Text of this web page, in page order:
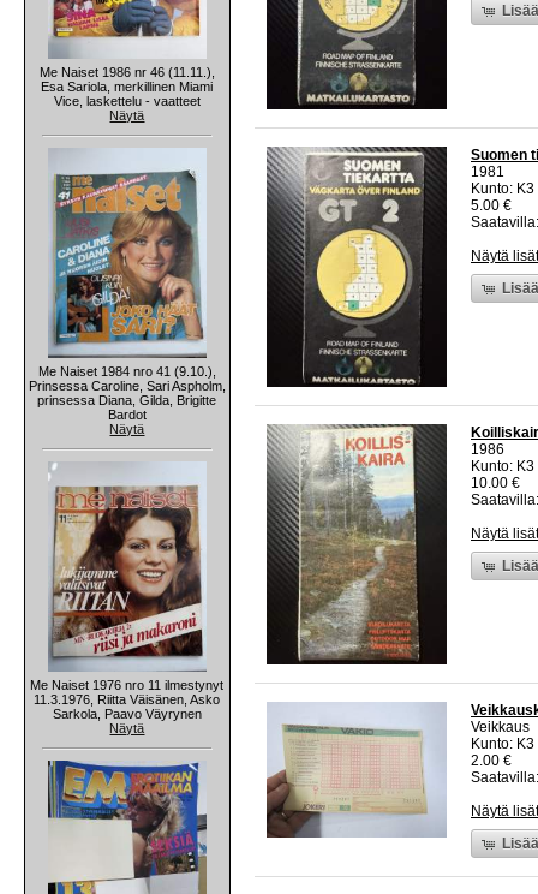
Me Naiset 1986 nr 46 (11.11.),
Esa Sariola, merkillinen Miami
Vice, laskettelu - vaatteet
Näytä
Me Naiset 1984 nro 41 (9.10.),
Prinsessa Caroline, Sari Aspholm,
prinsessa Diana, Gilda, Brigitte
Bardot
Näytä
Me Naiset 1976 nro 11 ilmestynyt
11.3.1976, Riitta Väisänen, Asko
Sarkola, Paavo Väyrynen
Näytä
Suomen
1981
Kunto:
5.00 €
Näytä
1986
Kunto:
10.00 €
Näytä
Veikkaus
Kunto:
2.00 €
Näytä